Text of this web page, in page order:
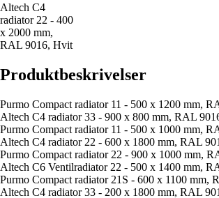
Altech C4
radiator 22 - 400
x 2000 mm,
RAL 9016, Hvit
Produktbeskrivelser
Purmo Compact radiator 11 - 500 x 1200 mm,
Altech C4 radiator 33 - 900 x 800 mm, RAL
Purmo Compact radiator 11 - 500 x 1000 mm,
Altech C4 radiator 22 - 600 x 1800 mm, RAL
Purmo Compact radiator 22 - 900 x 1000 mm,
Altech C6 Ventilradiator 22 - 500 x 1400 mm,
Purmo Compact radiator 21S - 600 x 1100 mm,
Altech C4 radiator 33 - 200 x 1800 mm, RAL